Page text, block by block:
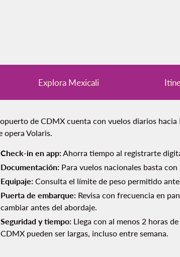
Explora Mexicali
de CDMX cuenta con vuelos diarios
opera Volaris.
Check-in en app:Ahorra tiempo al registrarte
Documentación: Para vuelos nacionales basta
Equipaje: Consulta el límite de peso permitido
Puerta de embarque: Revisa con frecuencia en
cambiar antes del abordaje.
Seguridad y tiempo: Llega con al menos 2 horas
CDMX pueden ser largas, incluso entre semana.